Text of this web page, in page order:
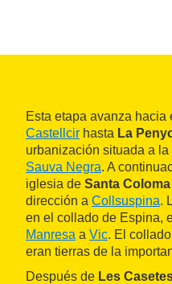
Esta etapa avanza
Castellcir hasta La
urbanización situada a
Sauva Negra. A
iglesia de Santa
dirección a Collsuspina.
en el collado de Espina,
Manresa a Vic. El
eran tierras de la
Después de Les